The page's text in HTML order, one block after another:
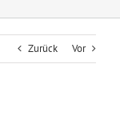
Zurück Vor